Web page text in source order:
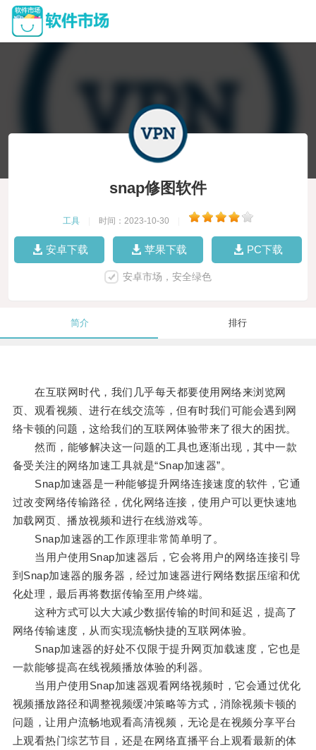
snap修图软件
工具 时间：2023-10-30
安卓下载 苹果下载 PC下载
安卓市场，安全绿色
简介 排行
在互联网时代，我们几乎每天都要使用网络来浏览网
页、观看视频、进行在线交流等，但有时我们可能会遇到网
络卡顿的问题，这给我们的互联网体验带来了很大的困扰。
然而，能够解决这一问题的工具也逐渐出现，其中一款
备受关注的网络加速工具就是“Snap加速器”。
Snap加速器是一种能够提升网络连接速度的软件，它通
过改变网络传输路径，优化网络连接，使用户可以更快速地
加载网页、播放视频和进行在线游戏等。
Snap加速器的工作原理非常简单明了。
当用户使用Snap加速器后，它会将用户的网络连接引导
到Snap加速器的服务器，经过加速器进行网络数据压缩和优
化处理，最后再将数据传输至用户终端。
这种方式可以大大减少数据传输的时间和延迟，提高了
网络传输速度，从而实现流畅快捷的互联网体验。
Snap加速器的好处不仅限于提升网页加载速度，它也是
一款能够提高在线视频播放体验的利器。
当用户使用Snap加速器观看网络视频时，它会通过优化
视频播放路径和调整视频缓冲策略等方式，消除视频卡顿的
问题，让用户流畅地观看高清视频，无论是在视频分享平台
上观看热门综艺节目，还是在网络直播平台上观看最新的体